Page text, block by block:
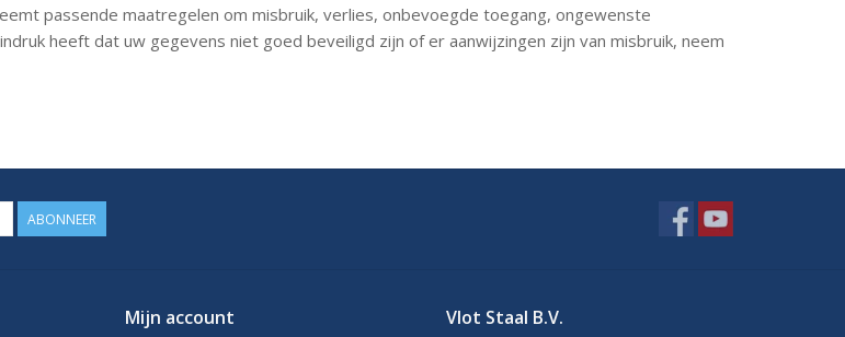
passende maatregelen om misbruik, verlies, onbevoegde toegang, ongewenste
heeft dat uw gegevens niet goed beveiligd zijn of er aanwijzingen zijn van misbruik, neem
ABONNEER
Mijn account Vlot Staal B.V.